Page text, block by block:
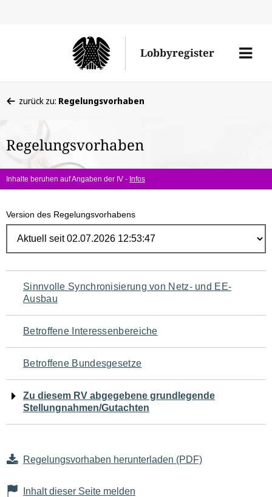
Lobbyregister
Menü
befinden
hier:
zurück zu: Regelungsvorhaben
Regelungsvorhaben
Inhalte beruhen auf Angaben der IV - Infos
Version des Regelungsvorhabens
Navigation
für
den
Seiteninhalt
Sinnvolle Synchronisierung von Netz- und EE-
Ausbau
Betroffene Interessenbereiche
Betroffene Bundesgesetze
Zu diesem RV abgegebene grundlegende
Stellungnahmen/Gutachten
Regelungsvorhaben herunterladen (PDF)
Inhalt dieser Seite melden